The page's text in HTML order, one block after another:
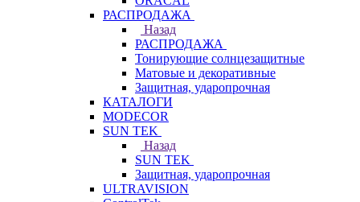
РАСПРОДАЖА
Назад
РАСПРОДАЖА
Тонирующие солнцезащитные
Матовые и декоративные
Защитная, ударопрочная
КАТАЛОГИ
MODECOR
SUN TEK
Назад
SUN TEK
Защитная, ударопрочная
ULTRAVISION